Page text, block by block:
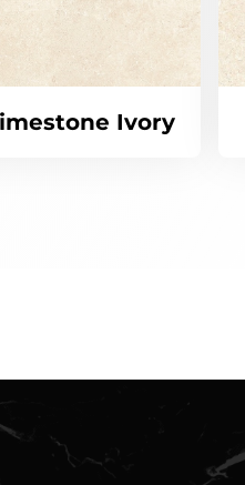
Ivory